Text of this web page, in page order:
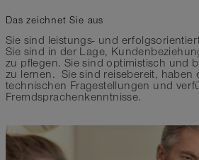
Das zeichnet Sie aus
Sie sind leistungs- und
Sie sind in der Lage,
zu pflegen. Sie sind optimistisch und
zu lernen. Sie sind reisebereit, haben
technischen Fragestellungen und
Fremdsprachenkenntnisse.